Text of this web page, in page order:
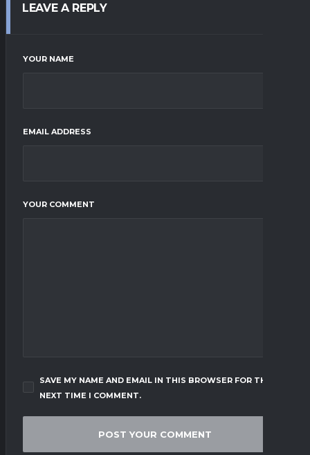
LEAVE A REPLY
YOUR NAME
EMAIL ADDRESS
YOUR COMMENT
SAVE MY NAME AND EMAIL IN THIS BROWSER FOR THE
NEXT TIME I COMMENT.